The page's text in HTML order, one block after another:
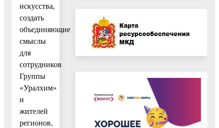
искусства,
создать
объединяющие
смыслы
для
сотрудников
Группы
«Уралхим»
и
жителей
регионов,